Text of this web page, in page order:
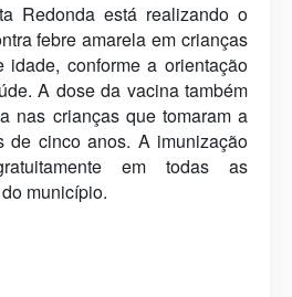
Redonda está realizando o
febre amarela em crianças
idade, conforme a orientação
A dose da vacina também
nas crianças que tomaram a
de cinco anos. A imunização
em todas as
município.